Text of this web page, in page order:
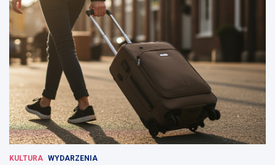
KULTURA WYDARZENIA